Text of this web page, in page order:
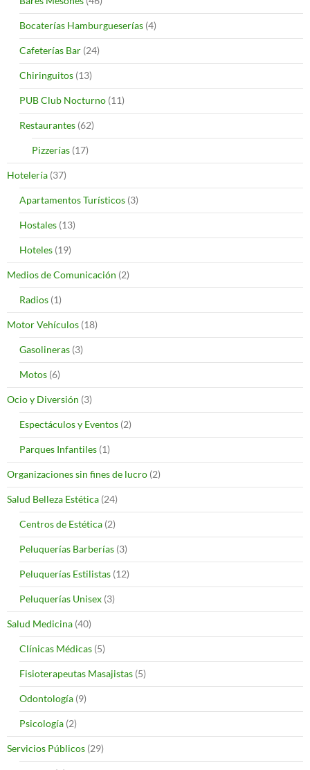
Bocaterías Hamburgueserías (4)
Cafeterías Bar (24)
Chiringuitos (13)
PUB Club Nocturno (11)
Restaurantes (62)
Pizzerías (17)
Hotelería (37)
Apartamentos Turísticos (3)
Hostales (13)
Hoteles (19)
Medios de Comunicación (2)
Radios (1)
Motor Vehículos (18)
Gasolineras (3)
Motos (6)
Ocio y Diversión (3)
Espectáculos y Eventos (2)
Parques Infantiles (1)
Organizaciones sin fines de lucro (2)
Salud Belleza Estética (24)
Centros de Estética (2)
Peluquerías Barberías (3)
Peluquerías Estilistas (12)
Peluquerías Unisex (3)
Salud Medicina (40)
Clínicas Médicas (5)
Fisioterapeutas Masajistas (5)
Odontología (9)
Psicología (2)
Servicios Públicos (29)